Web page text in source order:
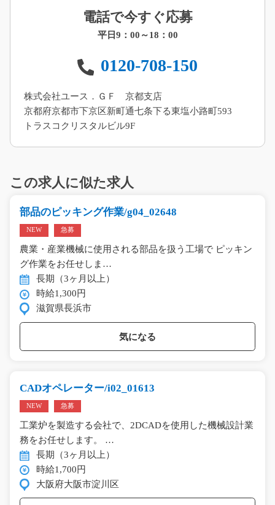
電話で今すぐ応募
平日9：00～18：00
0120-708-150
株式会社ユース．ＧＦ 京都支店
京都府京都市下京区新町通七条下る東塩小路町593
トラスコクリスタルビル9F
この求人に似た求人
部品のピッキング作業/g04_02648
NEW 急募
農業・産業機械に使用される部品を扱う工場で ピッキン
グ作業をお任せしま…
長期（3ヶ月以上）
時給1,300円
滋賀県長浜市
気になる
CADオペレーター/i02_01613
NEW 急募
工業炉を製造する会社で、2DCADを使用した機械設計業
務をお任せします。 …
長期（3ヶ月以上）
時給1,700円
大阪府大阪市淀川区